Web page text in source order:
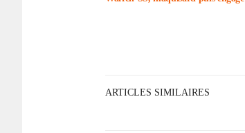
ARTICLES SIMILAIRES